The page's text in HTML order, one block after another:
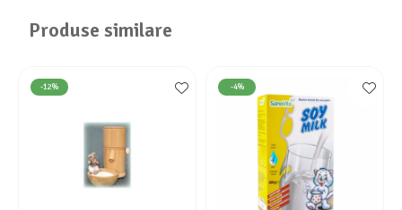
Produse similare
-12% -4%